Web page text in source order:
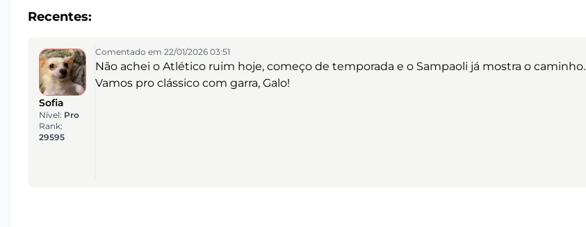
Recentes:
Sofia
Nível: Pro
Rank:
29595
Comentado em 22/01/2026 03:51
Não achei o Atlético ruim hoje, começo de temporada e o Sampaoli já mostra o caminho.
Vamos pro clássico com garra, Galo!